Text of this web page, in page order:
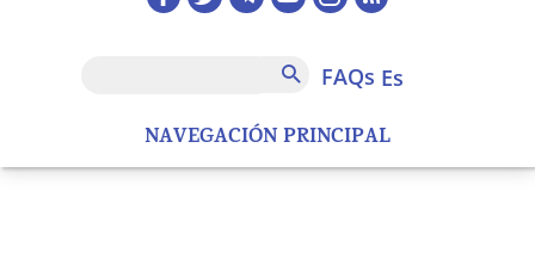
NAVEGACIÓN PRINCIPAL
FAQs
FAQs es